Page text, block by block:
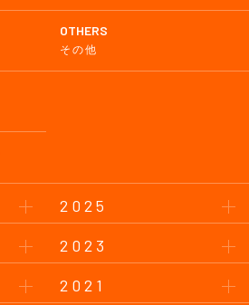
OTHERS
その他
2025
2023
2021